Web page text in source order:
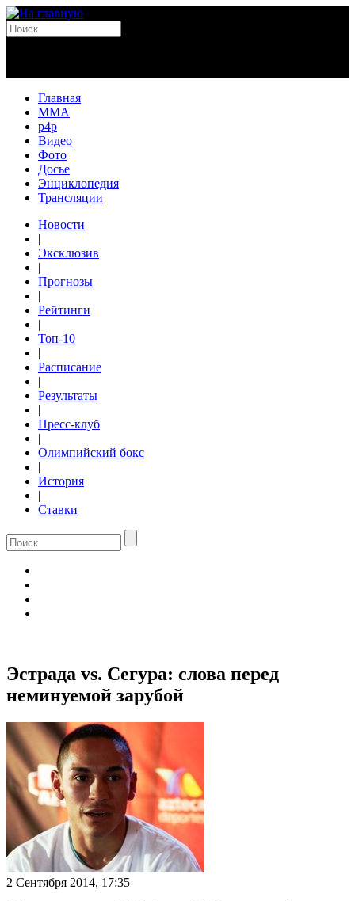
Главная
MMA
p4p
Видео
Фото
Досье
Энциклопедия
Трансляции
Новости
|
Эксклюзив
|
Прогнозы
|
Рейтинги
|
Топ-10
|
Расписание
|
Результаты
|
Пресс-клуб
|
Олимпийский бокс
|
История
|
Ставки
Эстрада vs. Сегура: слова перед
неминуемой зарубой
2 Сентября 2014, 17:35